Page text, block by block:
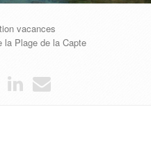
vacances
la Plage de la Capte